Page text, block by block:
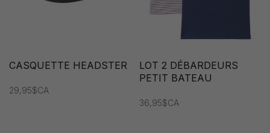
CASQUETTE HEADSTER
29,95$CA
LOT 2 DÉBARDEURS
PETIT BATEAU
36,95$CA